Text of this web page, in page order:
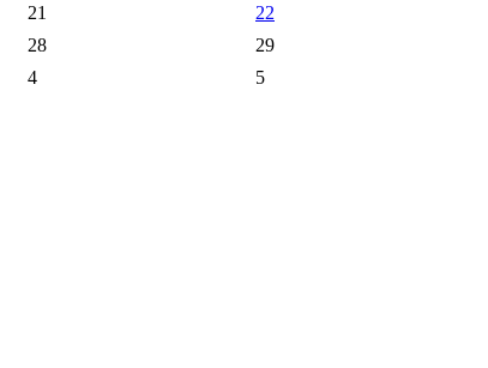
21
22
28
29
4 5